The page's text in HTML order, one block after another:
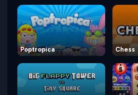
Poptropica Chess